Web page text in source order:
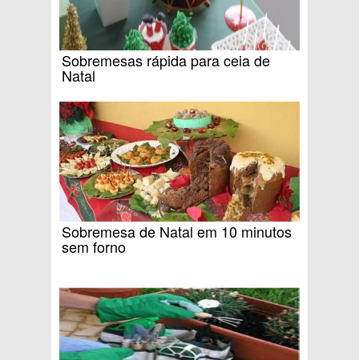
Sobremesas rápida para ceia de
Natal
Sobremesa de Natal em 10 minutos
sem forno